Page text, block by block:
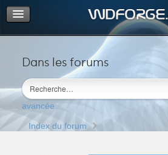
Dans les forums
avancée
Portail
Index du forum
M’enregistrer
Connexion
Index du forum